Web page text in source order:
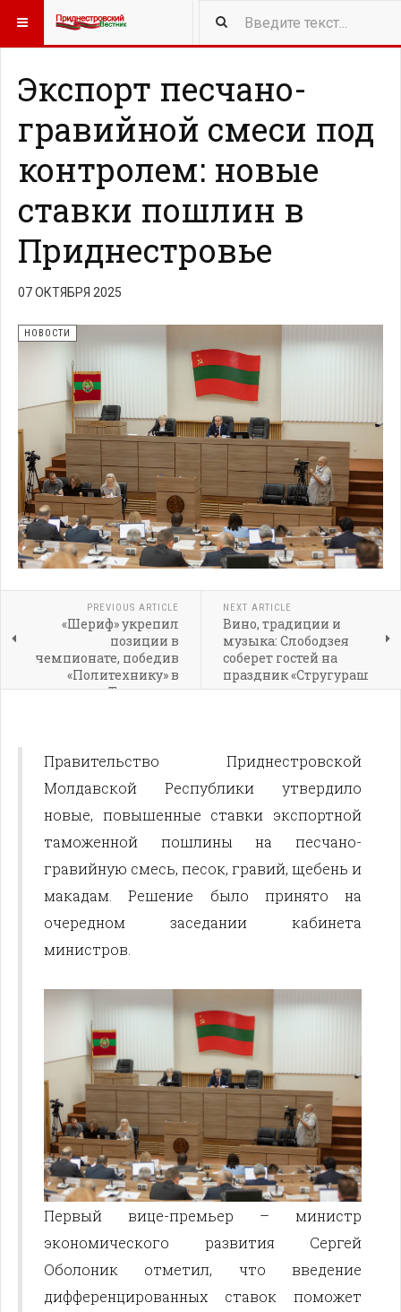
417 NEW ARTICLES
Экспорт песчано-
гравийной смеси под
контролем: новые
ставки пошлин в
Приднестровье
07 ОКТЯБРЯ 2025
НОВОСТИ
PREVIOUS ARTICLE
«Шериф» укрепил
позиции в
чемпионате, победив
«Политехнику» в
Тирасполе
NEXT ARTICLE
Вино, традиции и
музыка: Слободзея
соберет гостей на
праздник «Стругураш
де пе колинэ»
Правительство Приднестровской
Молдавской Республики утвердило
новые, повышенные ставки экспортной
таможенной пошлины на песчано-
гравийную смесь, песок, гравий, щебень и
макадам. Решение было принято на
очередном заседании кабинета
министров.
Первый вице-премьер – министр
экономического развития Сергей
Оболоник отметил, что введение
дифференцированных ставок поможет